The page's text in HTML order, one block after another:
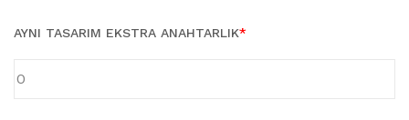
KUPA BARDAK (5)
Öğretmenler Günü (5)
AYNI TASARIM EKSTRA ANAHTARLIK*